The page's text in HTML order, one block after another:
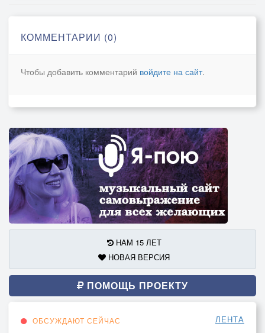
КОММЕНТАРИИ (0)
Чтобы добавить комментарий войдите на сайт.
НАМ 15 ЛЕТ
НОВАЯ ВЕРСИЯ
ПОМОЩЬ ПРОЕКТУ
ОБСУЖДАЮТ СЕЙЧАС ЛЕНТА